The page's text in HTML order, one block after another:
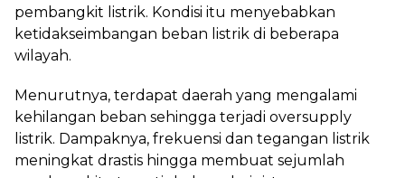
pembangkit listrik. Kondisi itu menyebabkan
ketidakseimbangan beban listrik di beberapa
wilayah.
Menurutnya, terdapat daerah yang mengalami
kehilangan beban sehingga terjadi oversupply
listrik. Dampaknya, frekuensi dan tegangan listrik
meningkat drastis hingga membuat sejumlah